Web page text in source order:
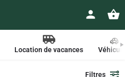
Location de vacances
Filtres